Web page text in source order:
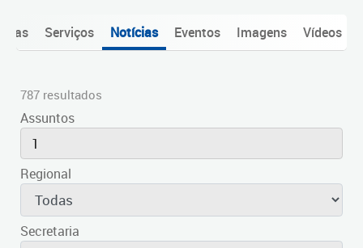
Serviços Notícias Eventos Imagens Vídeos
787 resultados
Assuntos
1
Regional
Secretaria